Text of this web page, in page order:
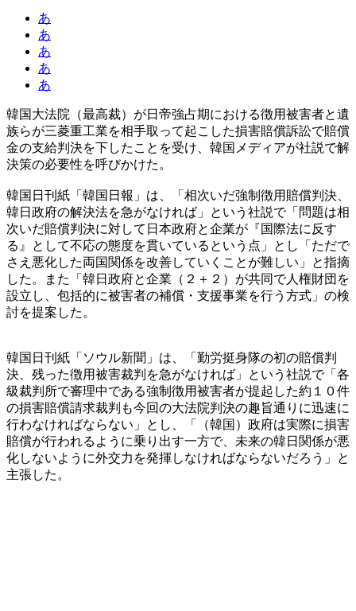
あ
あ
あ
あ
あ
韓国大法院（最高裁）が日帝強占期における徴用被害者と遺
族らが三菱重工業を相手取って起こした損害賠償訴訟で賠償
金の支給判決を下したことを受け、韓国メディアが社説で解
決策の必要性を呼びかけた。
韓国日刊紙「韓国日報」は、「相次いだ強制徴用賠償判決、
韓日政府の解決法を急がなければ」という社説で「問題は相
次いだ賠償判決に対して日本政府と企業が『国際法に反す
る』として不応の態度を貫いているという点」とし「ただで
さえ悪化した両国関係を改善していくことが難しい」と指摘
した。また「韓日政府と企業（２＋２）が共同で人権財団を
設立し、包括的に被害者の補償・支援事業を行う方式」の検
討を提案した。
韓国日刊紙「ソウル新聞」は、「勤労挺身隊の初の賠償判
決、残った徴用被害裁判を急がなければ」という社説で「各
級裁判所で審理中である強制徴用被害者が提起した約１０件
の損害賠償請求裁判も今回の大法院判決の趣旨通りに迅速に
行わなければならない」とし、「（韓国）政府は実際に損害
賠償が行われるように乗り出す一方で、未来の韓日関係が悪
化しないように外交力を発揮しなければならないだろう」と
主張した。